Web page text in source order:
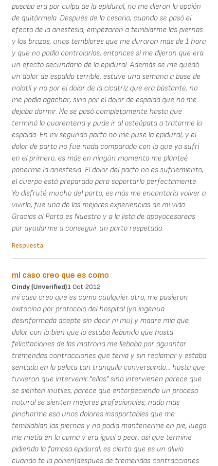
pasaba era por culpa de la epidural, no me dieron la opción
de quitármela. Después de la cesaria, cuando se pasó el
efecto de la anestesia, empezaron a temblarme las piernas
y los brazos, unos temblores que me duraron más de 1 hora
y que no podía controlarlos, entonces sí me dijeron que era
un efecto secundario de la epidural. Además se me quedó
un dolor de espalda terrible, estuve una semana a base de
nolotil y no por el dolor de la cicatriz que era bastante, no
me podía agachar, sino por el dolor de espalda que no me
dejaba dormir. No se pasó completamente hasta que
terminó la cuarentena y pude ir al osteópata a tratarme la
espalda. En mi segundo parto no me puse la epidural, y el
dolor de parto no fue nada comparado con lo que ya sufrí
en el primero, es más en ningún momento me planteé
ponerme la anestesia. El dolor del parto no es sufriemiento,
el cuerpo está preparado para soportarlo perfectamente.
Yo disfruté mucho del parto, es más me encantaría volver a
vivirlo, fue una de las mejores experiencias de mi vida.
Gracias al Parto es Nuestro y a la lista de apoyocesareas
por ayudarme a conseguir un parto respetado.
Respuesta
mi caso creo que es como
Cindy (unverified)1 Oct 2012
mi caso creo que es como cualquier otro, me pusieron
oxitocina por protocolo del hospital (yo ingenua
desinformada acepte sin decir ni mu) y madre mia que
dolor con lo bien que lo estaba llebando que hasta
felicitaciones de las matrona me llebaba por aguantar
tremendas contracciones que tenia y sin reclamar y estaba
sentada en la pelota tan tranquila conversando... hasta que
tuvieron que intervenir "ellos" sino intervienen parece que
se sienten inutiles, parece que entorpeciendo un proceso
natural se sienten mejores profecionales, nada mas
pincharme eso unos dolores insoportables que me
temblablan las piernas y no podia mantenerme en pie, luego
me metia en la cama y era igual o peor, asi que termine
pidiendo la famosa epidural, es cierto que es un alivio
cuando te la ponen(despues de tremendas contracciones